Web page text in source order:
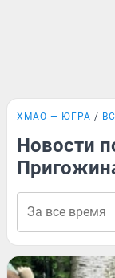
ХМАО — ЮГРА
Новости